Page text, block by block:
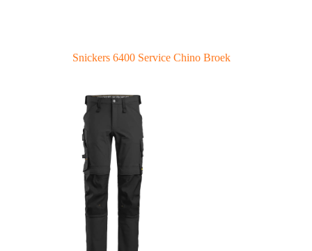
Snickers 6400 Service Chino Broek